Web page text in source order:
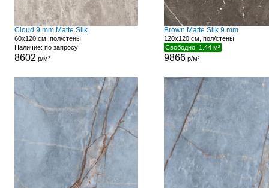
Cloud 9 mm Matte Silk
60x120 см, пол/стены
Наличие: по запросу
8602 р/м²
Brown Matte Silk 9 mm
120x120 см, пол/стены
Свободно: 1.44 м²
9866р/м²